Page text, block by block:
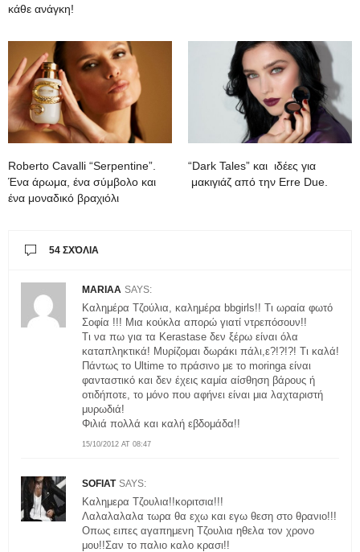
κάθε ανάγκη!
Roberto Cavalli “Serpentine”.
Ένα άρωμα, ένα σύμβολο και
ένα μοναδικό βραχιόλι
“Dark Tales” και ιδέες για
μακιγιάζ από την Erre Due.
54 ΣΧΌΛΙΑ
MARIAA SAYS:
15/10/2012 AT 08:47
Καλημέρα Τζούλια, καλημέρα bbgirls!! Τι ωραία φωτό
Σοφία !!! Μια κούκλα απορώ γιατί ντρεπόσουν!!
Τι να πω για τα Kerastase δεν ξέρω είναι όλα
καταπληκτικά! Μυρίζομαι δωράκι πάλι,ε?!?!?! Τι καλά!
Πάντως το Ultime το πράσινο με το moringa είναι
φανταστικό και δεν έχεις καμία αίσθηση βάρους ή
οτιδήποτε, το μόνο που αφήνει είναι μια λαχταριστή
μυρωδιά!
Φιλιά πολλά και καλή εβδομάδα!!
SOFIAT SAYS:
Καλημερα Τζουλια!!κοριτσια!!!
Λαλαλαλαλα τωρα θα εχω και εγω θεση στο θρανιο!!!
Οπως ειπες αγαπημενη Τζουλια ηθελα τον χρονο
μου!!Σαν το παλιο καλο κρασι!!